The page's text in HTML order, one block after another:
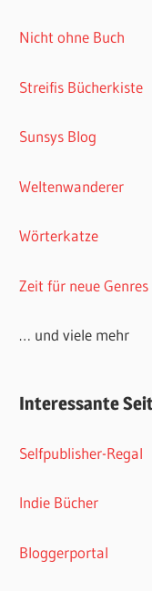
Nicht ohne Buch
Streifis Bücherkiste
Sunsys Blog
Weltenwanderer
Wörterkatze
Zeit für neue Genres
… und viele mehr
Interessante
Selfpublisher-Regal
Indie Bücher
Bloggerportal